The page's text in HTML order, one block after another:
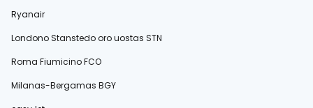
Ryanair
Londono Stanstedo oro uostas STN
Roma Fiumicino FCO
Milanas-Bergamas BGY